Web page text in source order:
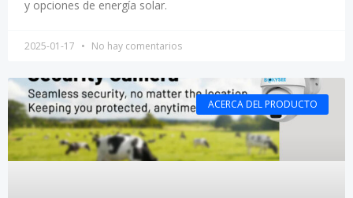
y opciones de energía solar.
2025-01-17 No hay comentarios
ACERCA DEL PRODUCTO